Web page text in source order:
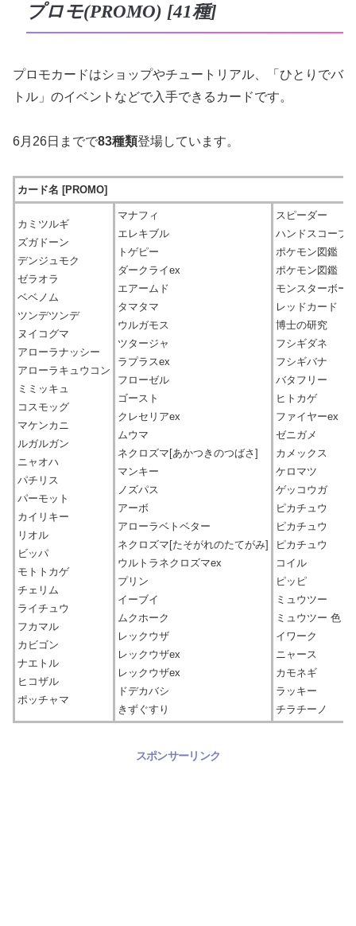
プロモ(PROMO) [41種]
プロモカードはショップやチュートリアル、「ひとりでバ
トル」のイベントなどで入手できるカードです。
6月26日までで83種類登場しています。
カード名 [PROMO]
カミツルギ
ズガドーン
デンジュモク
ゼラオラ
ベベノム
ツンデツンデ
ヌイコグマ
アローラナッシー
アローラキュウコン
ミミッキュ
コスモッグ
マケンカニ
ルガルガン
ニャオハ
パチリス
パーモット
カイリキー
リオル
ビッパ
モトトカゲ
チェリム
ライチュウ
フカマル
カビゴン
ナエトル
ヒコザル
ポッチャマ
マナフィ
エレキブル
トゲピー
ダークライex
エアームド
タマタマ
ウルガモス
ツタージャ
ラプラスex
フローゼル
ゴースト
クレセリアex
ムウマ
ネクロズマ[あかつきのつばさ]
マンキー
ノズパス
アーボ
アローラベトベター
ネクロズマ[たそがれのたてがみ]
ウルトラネクロズマex
プリン
イーブイ
ムクホーク
レックウザ
レックウザex
レックウザex
ドデカバシ
きずぐすり
スピーダー
ハンドスコープ
ポケモン図鑑
ポケモン図鑑
モンスターボー
レッドカード
博士の研究
フシギダネ
フシギバナ
バタフリー
ヒトカゲ
ファイヤーex
ゼニガメ
カメックス
ケロマツ
ゲッコウガ
ピカチュウ
ピカチュウ
ピカチュウ
コイル
ピッピ
ミュウツー
ミュウツー 色
イワーク
ニャース
カモネギ
ラッキー
チラチーノ
スポンサーリンク